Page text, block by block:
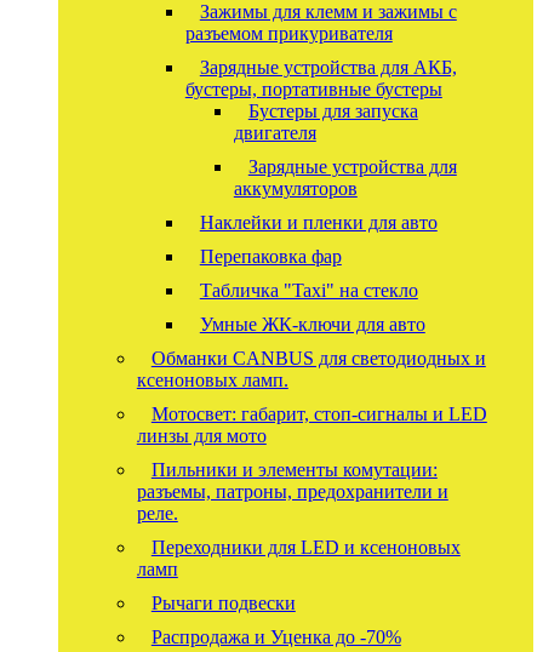
Зажимы для клемм и зажимы с
разъемом прикуривателя
Зарядные устройства для АКБ,
бустеры, портативные бустеры
Бустеры для запуска
двигателя
Зарядные устройства для
аккумуляторов
Наклейки и пленки для авто
Перепаковка фар
Табличка "Taxi" на стекло
Умные ЖК-ключи для авто
Обманки CANBUS для светодиодных и
ксеноновых ламп.
Мотосвет: габарит, стоп-сигналы и LED
линзы для мото
Пильники и элементы комутации:
разъемы, патроны, предохранители и
реле.
Переходники для LED и ксеноновых
ламп
Рычаги подвески
Распродажа и Уценка до -70%